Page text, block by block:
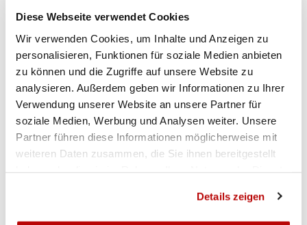
Diese Webseite verwendet Cookies
Wir verwenden Cookies, um Inhalte und Anzeigen zu
personalisieren, Funktionen für soziale Medien anbieten
zu können und die Zugriffe auf unsere Website zu
analysieren. Außerdem geben wir Informationen zu Ihrer
Verwendung unserer Website an unsere Partner für
soziale Medien, Werbung und Analysen weiter. Unsere
Partner führen diese Informationen möglicherweise mit
weiteren Daten zusammen, die Sie ihnen bereitgestellt
Details zeigen
Silber- und vier Bronzemedaillen. «Für mich war
dabei das Schönste, dass das ganze Team alles
gegeben hat. Jetzt sind alle müde und freuen sich
auf Zuhause», sagt Loher stolz.
RESULTATE
Gewehr 50m Dreistellung Juniorinnen Qualifikation Relay 1